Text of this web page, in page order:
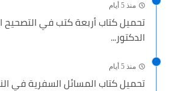
منذ 5 أيام
تحميل كتاب أربعة كتب في
الدكتور...
منذ 5 أيام
تحميل كتاب المسائل السفرية في